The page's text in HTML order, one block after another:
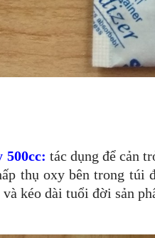
500cc: tác dụng để cản
thụ oxy bên trong túi
kéo dài tuổi đời sản